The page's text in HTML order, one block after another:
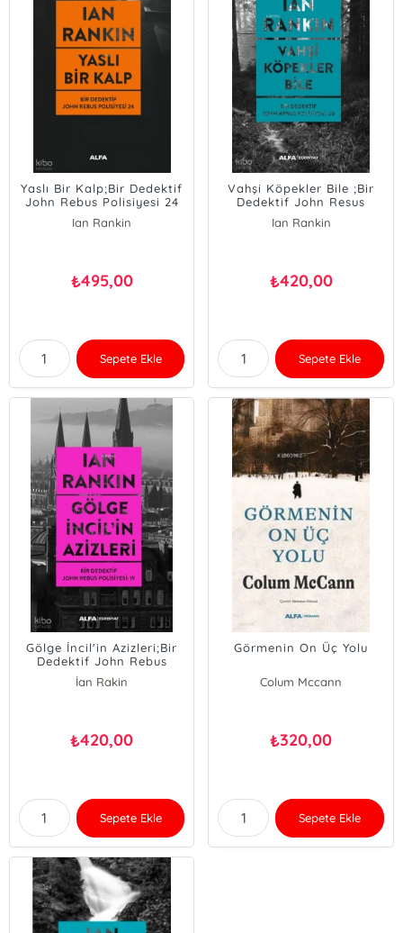
Yaslı Bir Kalp;Bir Dedektif
John Rebus Polisiyesi 24
Ian Rankin
₺495,00
Sepete Ekle
Vahşi Köpekler Bile ;Bir
Dedektif John Resus
Polisiyesi:20
Ian Rankin
₺420,00
Sepete Ekle
Gölge İncil'in Azizleri;Bir
Dedektif John Rebus
Polisiyesi: 19
İan Rakin
₺420,00
Sepete Ekle
Görmenin On Üç Yolu
Colum Mccann
₺320,00
Sepete Ekle